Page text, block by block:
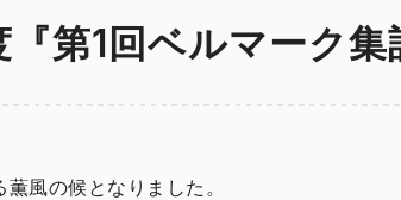
第1回ベルマーク集
風の候となりました。